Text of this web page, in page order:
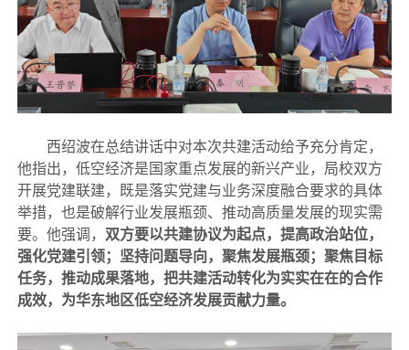
西绍波在总结讲话中对本次共建活动给予充分肯定，
他指出，低空经济是国家重点发展的新兴产业，局校双方
开展党建联建，既是落实党建与业务深度融合要求的具体
举措，也是破解行业发展瓶颈、推动高质量发展的现实需
要。他强调， 双方要以共建协议为起点，提高政治站位，
强化党建引领；坚持问题导向，聚焦发展瓶颈；聚焦目标
任务，推动成果落地，把共建活动转化为实实在在的合作
成效，为华东地区低空经济发展贡献力量。